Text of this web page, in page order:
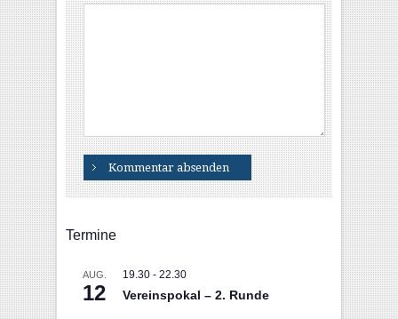
Termine
AUG.
12
19.30 - 22.30
Vereinspokal – 2. Runde